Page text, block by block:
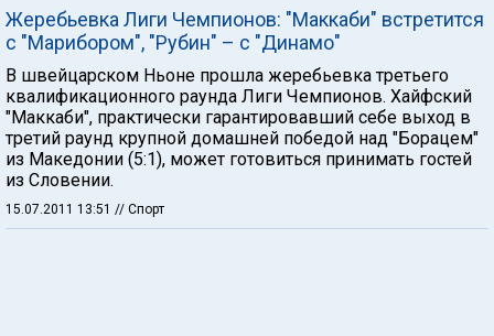
Жеребьевка Лиги Чемпионов: "Маккаби" встретится
с "Марибором", "Рубин" – с "Динамо"
В швейцарском Ньоне прошла жеребьевка третьего
квалификационного раунда Лиги Чемпионов. Хайфский
"Маккаби", практически гарантировавший себе выход в
третий раунд крупной домашней победой над "Борацем"
из Македонии (5:1), может готовиться принимать гостей
из Словении.
15.07.2011 13:51 // Спорт